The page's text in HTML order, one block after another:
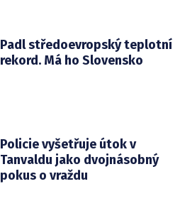
Padl středoevropský teplotní
rekord. Má ho Slovensko
Policie vyšetřuje útok v
Tanvaldu jako dvojnásobný
pokus o vraždu